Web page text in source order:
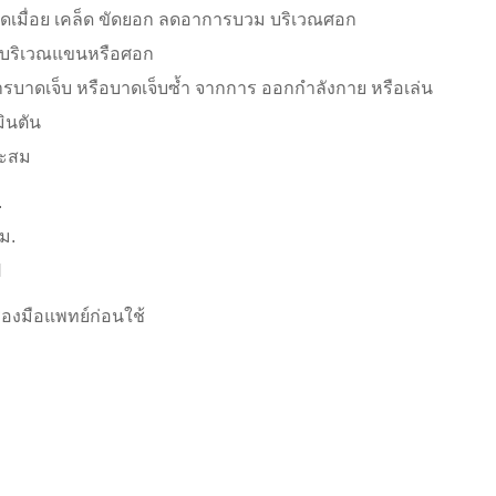
เมื่อย เคล็ด ขัดยอก ลดอาการบวม บริเวณศอก
ริเวณแขนหรือศอก
าดเจ็บ หรือบาดเจ็บซ้ำ จากการ ออกกำลังกาย หรือเล่น
นตัน
สม
.
องมือแพทย์ก่อนใช้